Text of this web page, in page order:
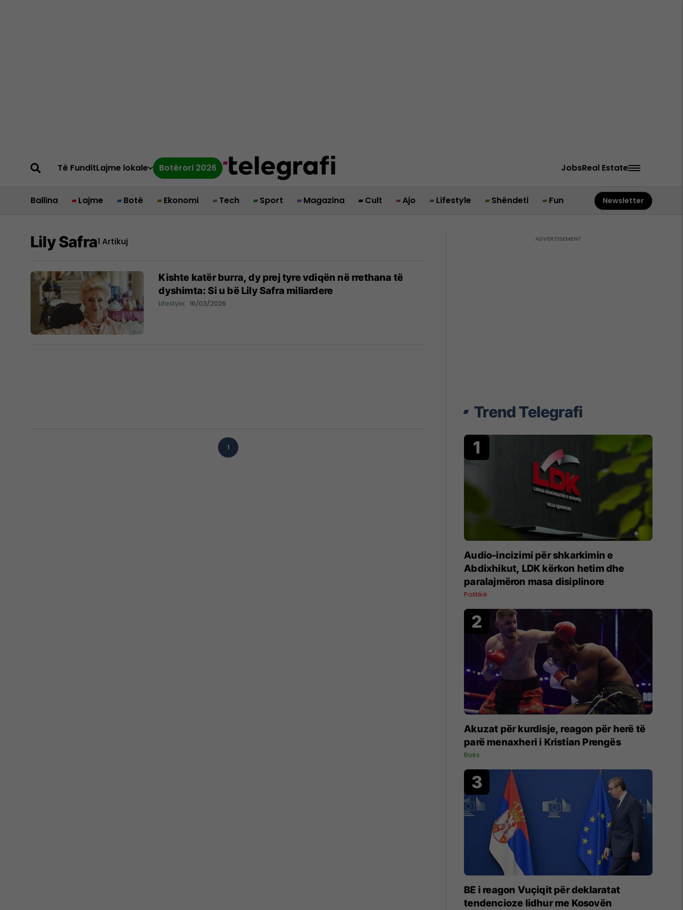
Të FunditLajme lokale Botërori 2026 JobsReal Estate
Ballina Lajme Botë Ekonomi Tech Sport Magazina Cult Ajo Lifestyle Shëndeti Fun Newsletter
Lily Safra1 Artikuj
Kishte katër burra, dy prej tyre vdiqën në rrethana të
dyshimta: Si u bë Lily Safra miliardere
Lifestyle 16/03/2026
1
Trend Telegrafi
Audio-incizimi për shkarkimin e
Abdixhikut, LDK kërkon hetim dhe
paralajmëron masa disiplinore
Politikë
Akuzat për kurdisje, reagon për herë të
parë menaxheri i Kristian Prengës
Boks
BE i reagon Vuçiqit për deklaratat
tendencioze lidhur me Kosovën